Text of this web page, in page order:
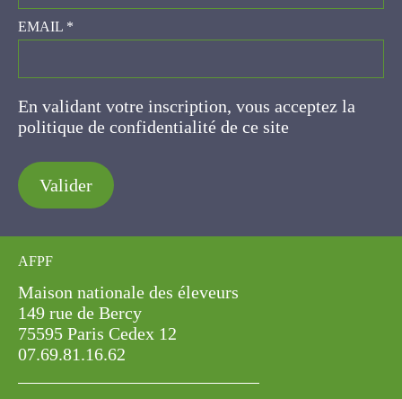
EMAIL*
En validant votre inscription, vous acceptez la
politique de confidentialité de ce site
Valider
AFPF
Maison nationale des éleveurs
149 rue de Bercy
75595 Paris Cedex 12
07.69.81.16.62